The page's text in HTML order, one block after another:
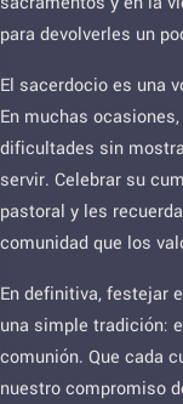
para devolverles un
El sacerdocio es una
En muchas
dificultades sin
servir. Celebrar su
pastoral y les
comunidad que los
En definitiva, festejar
una simple tradición:
comunión. Que cada
nuestro compromiso